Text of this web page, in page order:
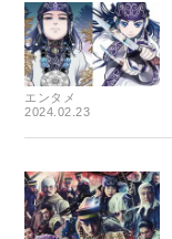
エンタメ
2024.02.23